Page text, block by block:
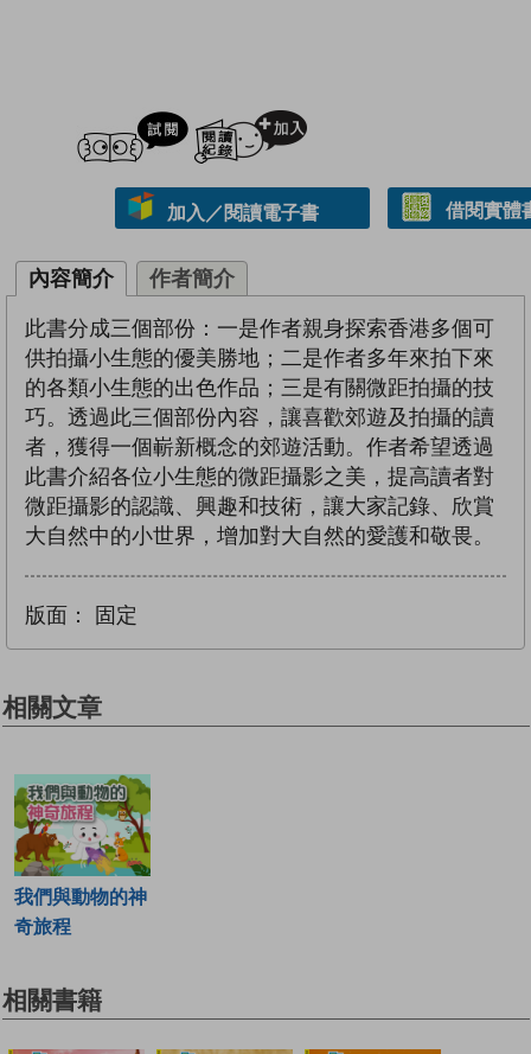
試閲
加入／閱讀電子書 借閱實體
內容簡介 作者簡介
此書分成三個部份：一是作者親身探索香港多個可
供拍攝小生態的優美勝地；二是作者多年來拍下來
的各類小生態的出色作品；三是有關微距拍攝的技
巧。透過此三個部份內容，讓喜歡郊遊及拍攝的讀
者，獲得一個嶄新概念的郊遊活動。作者希望透過
此書介紹各位小生態的微距攝影之美，提高讀者對
微距攝影的認識、興趣和技術，讓大家記錄、欣賞
大自然中的小世界，增加對大自然的愛護和敬畏。
版面： 固定
相關文章
我們與動物的神
奇旅程
相關書籍